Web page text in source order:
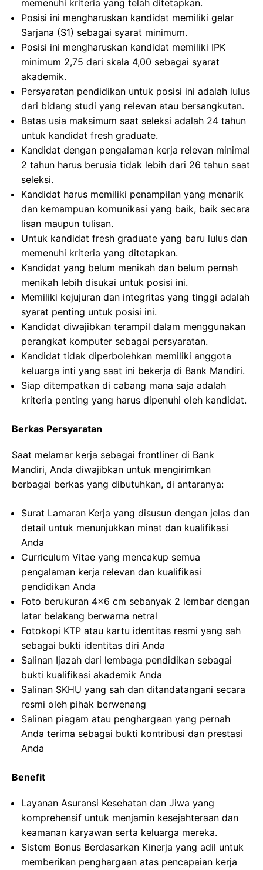
memenuhi kriteria yang telah ditetapkan.
Posisi ini mengharuskan kandidat memiliki gelar
Sarjana (S1) sebagai syarat minimum.
Posisi ini mengharuskan kandidat memiliki IPK
minimum 2,75 dari skala 4,00 sebagai syarat
akademik.
Persyaratan pendidikan untuk posisi ini adalah lulus
dari bidang studi yang relevan atau bersangkutan.
Batas usia maksimum saat seleksi adalah 24 tahun
untuk kandidat fresh graduate.
Kandidat dengan pengalaman kerja relevan minimal
2 tahun harus berusia tidak lebih dari 26 tahun saat
seleksi.
Kandidat harus memiliki penampilan yang menarik
dan kemampuan komunikasi yang baik, baik secara
lisan maupun tulisan.
Untuk kandidat fresh graduate yang baru lulus dan
memenuhi kriteria yang ditetapkan.
Kandidat yang belum menikah dan belum pernah
menikah lebih disukai untuk posisi ini.
Memiliki kejujuran dan integritas yang tinggi adalah
syarat penting untuk posisi ini.
Kandidat diwajibkan terampil dalam menggunakan
perangkat komputer sebagai persyaratan.
Kandidat tidak diperbolehkan memiliki anggota
keluarga inti yang saat ini bekerja di Bank Mandiri.
Siap ditempatkan di cabang mana saja adalah
kriteria penting yang harus dipenuhi oleh kandidat.
Berkas Persyaratan
Saat melamar kerja sebagai frontliner di Bank
Mandiri, Anda diwajibkan untuk mengirimkan
berbagai berkas yang dibutuhkan, di antaranya:
Surat Lamaran Kerja yang disusun dengan jelas dan
detail untuk menunjukkan minat dan kualifikasi
Anda
Curriculum Vitae yang mencakup semua
pengalaman kerja relevan dan kualifikasi
pendidikan Anda
Foto berukuran 4×6 cm sebanyak 2 lembar dengan
latar belakang berwarna netral
Fotokopi KTP atau kartu identitas resmi yang sah
sebagai bukti identitas diri Anda
Salinan Ijazah dari lembaga pendidikan sebagai
bukti kualifikasi akademik Anda
Salinan SKHU yang sah dan ditandatangani secara
resmi oleh pihak berwenang
Salinan piagam atau penghargaan yang pernah
Anda terima sebagai bukti kontribusi dan prestasi
Anda
Benefit
Layanan Asuransi Kesehatan dan Jiwa yang
komprehensif untuk menjamin kesejahteraan dan
keamanan karyawan serta keluarga mereka.
Sistem Bonus Berdasarkan Kinerja yang adil untuk
memberikan penghargaan atas pencapaian kerja